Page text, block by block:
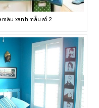
xanh mẫu số 2